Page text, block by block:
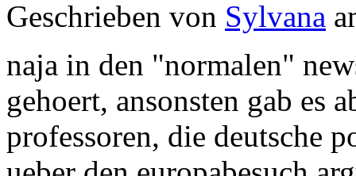
Geschrieben von Sylvana
naja in den "normalen"
gehoert, ansonsten gab es
professoren, die deutsche